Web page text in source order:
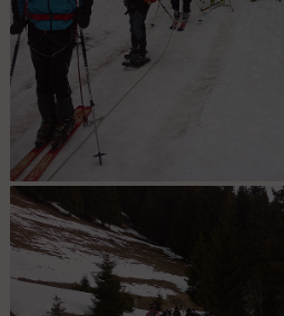
Attelage : Stéphanie dans